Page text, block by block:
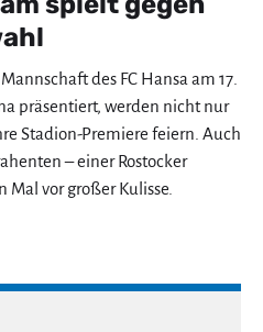
des FC Hansa am 17.
präsentiert, werden nicht nur
Stadion-Premiere feiern. Auch
– einer Rostocker
vor großer Kulisse.